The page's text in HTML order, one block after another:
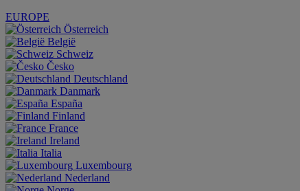
EUROPE
Österreich
België
Schweiz
Česko
Deutschland
Danmark
España
Finland
France
Ireland
Italia
Luxembourg
Nederland